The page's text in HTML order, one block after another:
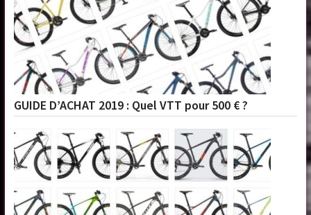
GUIDE D’ACHAT 2019 : Quel VTT pour 500 € ?